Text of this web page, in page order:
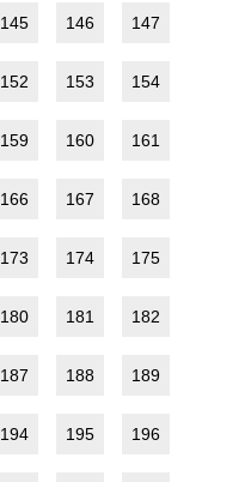
145 146 147
152 153 154
159 160 161
166 167 168
173 174 175
180 181 182
187 188 189
194 195 196